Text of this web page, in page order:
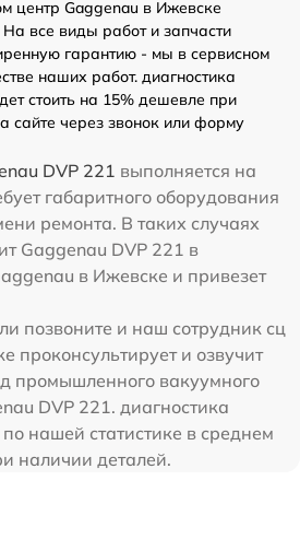
центр Gaggenau в Ижевске
все виды работ и запчасти
гарантию - мы в сервисном
наших работ. диагностика
стоить на 15% дешевле при
сайте через звонок или форму
DVP 221 выполняется на
габаритного оборудования
ремонта. В таких случаях
Gaggenau DVP 221 в
в Ижевске и привезет
позвоните и наш сотрудник сц
проконсультирует и озвучит
промышленного вакуумного
DVP 221. диагностика
нашей статистике в среднем
наличии деталей.